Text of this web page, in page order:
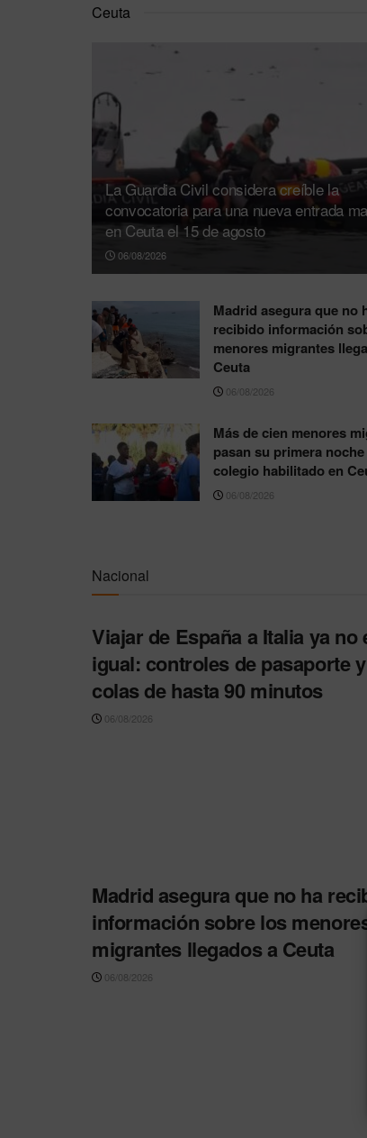
Ceuta
La Guardia Civil considera creíble la
convocatoria para una nueva entrada
en Ceuta el 15 de agosto
06/08/2026
Madrid asegura que no
recibido información
menores migrantes
Ceuta
06/08/2026
Más de cien menores
pasan su primera
colegio habilitado en
06/08/2026
Nacional
Viajar de España a Italia ya no
igual: controles de pasaporte y
colas de hasta 90 minutos
06/08/2026
Madrid asegura que no ha
información sobre los menores
migrantes llegados a Ceuta
06/08/2026